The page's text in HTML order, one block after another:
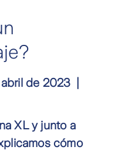
de 2023
XL y junto a
cómo